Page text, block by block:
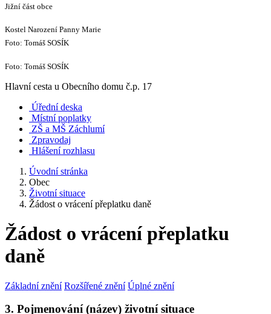
Jižní část obce
Kostel Narození Panny Marie
Foto: Tomáš SOSÍK
Foto: Tomáš SOSÍK
Hlavní cesta u Obecního domu č.p. 17
Úřední deska
Místní poplatky
ZŠ a MŠ Záchlumí
Zpravodaj
Hlášení rozhlasu
Úvodní stránka
Obec
Životní situace
Žádost o vrácení přeplatku daně
Žádost o vrácení přeplatku
daně
Základní znění Rozšířené znění Úplné znění
3. Pojmenování (název) životní situace